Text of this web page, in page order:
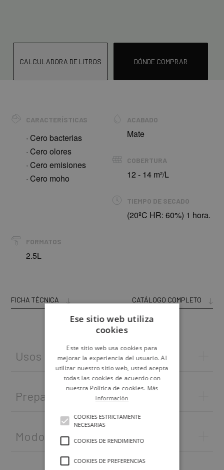
CALCULADORA DE LITROS DÓNDE COMPRAR
CARACTERÍSTICAS
· Cero bacterias
· Cero olores
· Cero emisiones
· Cero moho
ACABADO
Mate
COBERTURA
12 - 14 m²/L
TIEMPO DE SECADO
(20ºC HR: 60%) 1 hora.
FORMATOS
2.5L
FICHA TÉCNICA CATÁLOGO COMPLETO
Usos
Preparación del soporte
Modo de empleo
Ese sitio web utiliza
cookies
Este sitio web usa cookies para
mejorar la experiencia del usuario. Al
utilizar nuestro sitio web, usted acepta
todas las cookies de acuerdo con
nuestra Política de cookies. Más
información
COOKIES ESTRICTAMENTE
NECESARIAS
COOKIES DE RENDIMIENTO
COOKIES DE PREFERENCIAS